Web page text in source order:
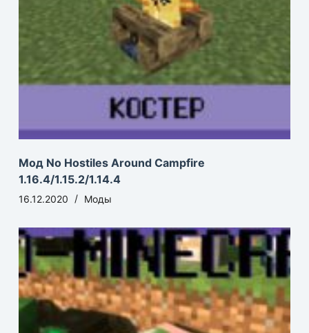
Мод No Hostiles Around Campfire
1.16.4/1.15.2/1.14.4
16.12.2020 Моды